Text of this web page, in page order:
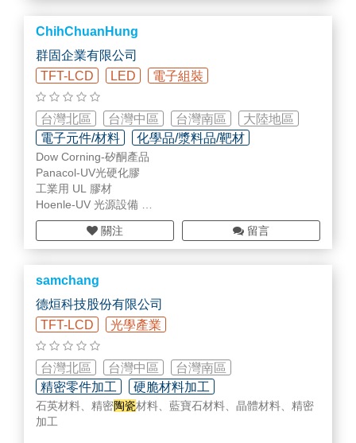
ChihChuanHung
群固企業有限公司
TFT-LCD
LED 電子組裝
台灣北區 台灣中區 台灣南區
大陸地區
電子元件/材料
化學品/漿料品/靶材
其他(未分類)
Dow Corning-矽酮產品
Panacol-UV光硬化膠
工業用 UL 膠材
Hoenle-UV 光源設備
Zymet底部填充膠
手持式裝置膠材應用解決方案
水上璣醫美科技產品
關注 留言
samchang
德烜科技股份有限公司
TFT-LCD
光學產業
台灣北區 台灣中區
台灣南區
精密零件加工
硬脆材料加工
石英材料、精密陶瓷材料、藍寶石材料、晶體材料、精密
加工